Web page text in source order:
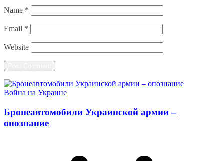
Name *
Email *
Website
Война на Украине
Бронеавтомобили Украинской армии –
опознание